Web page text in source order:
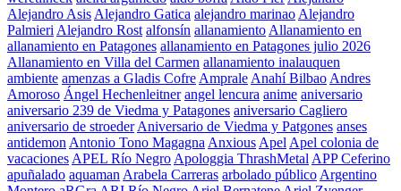
Alejandro Asis Alejandro Gatica alejandro marinao Alejandro
Palmieri Alejandro Rost alfonsín allanamiento Allanamiento en
allanamiento en Patagones allanamiento en Patagones julio 2026
Allanamiento en Villa del Carmen allanamiento inalauquen
ambiente amenzas a Gladis Cofre Amprale Anahí Bilbao Andres
Amoroso Ángel Hechenleitner angel lencura anime aniversario
aniversario 239 de Viedma y Patagones aniversario Cagliero
aniversario de stroeder Aniversario de Viedma y Patgones anses
antidemon Antonio Tono Magagna Anxious Apel Apel colonia de
vacaciones APEL Río Negro Apologgia ThrashMetal APP Ceferino
apuñalado aquaman Arabela Carreras arbolado público Argentino